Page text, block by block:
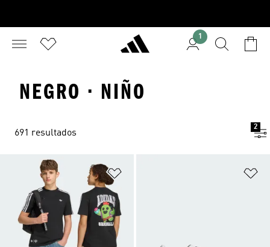
1
NEGRO · NIÑO
691 resultados
2